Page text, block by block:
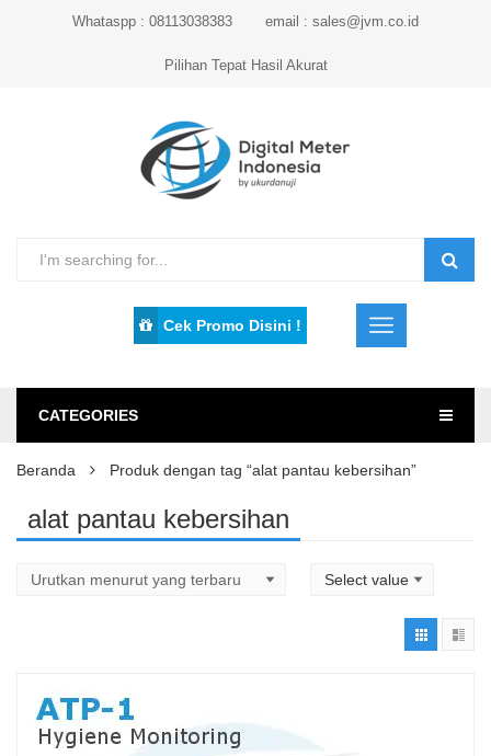
Whataspp : 08113038383 email : sales@jvm.co.id
Pilihan Tepat Hasil Akurat
Cek Promo Disini !
CATEGORIES
Beranda Produk dengan tag “alat pantau kebersihan”
alat pantau kebersihan